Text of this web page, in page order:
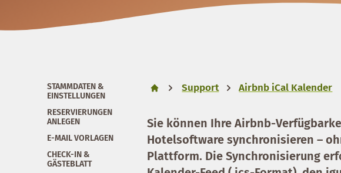
STAMMDATEN &
EINSTELLUNGEN
RESERVIERUNGEN
ANLEGEN
E-MAIL VORLAGEN
CHECK-IN &
GÄSTEBLATT
Support Airbnb iCal Kalender
Sie können Ihre Airbnb-
Hotelsoftware synchronisieren –
Plattform. Die Synchronisierung